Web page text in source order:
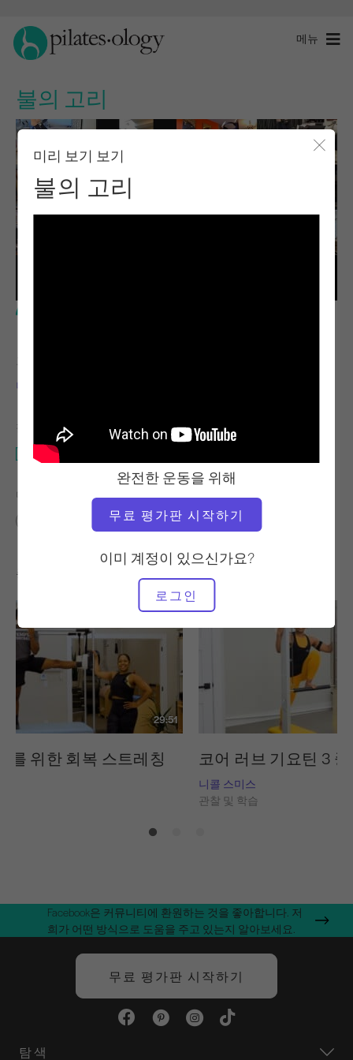
메뉴
불의 고리
모달
미리 보기 보기
불의 고리
완전한 운동을 위해
무료 평가판 시작하기
이미 계정이 있으신가요?
로그인
니콜 스미스
필요한 장비
매직 서클이 있는 매트
다음에 대한 유사한 클래스 찾기
40~50분 매직 서클이 있는 매트
좋아할 만한 다른 운동
29:51
를 위한 회복 스트레칭 코어 러브 기요틴 3
니콜 스미스
관찰 및 학습
Facebook은 커뮤니티에 환원하는 것을 좋아합니다. 저
희가 어떤 방식으로 도움을 주고 있는지 알아보세요.
무료 평가판 시작하기
탐색